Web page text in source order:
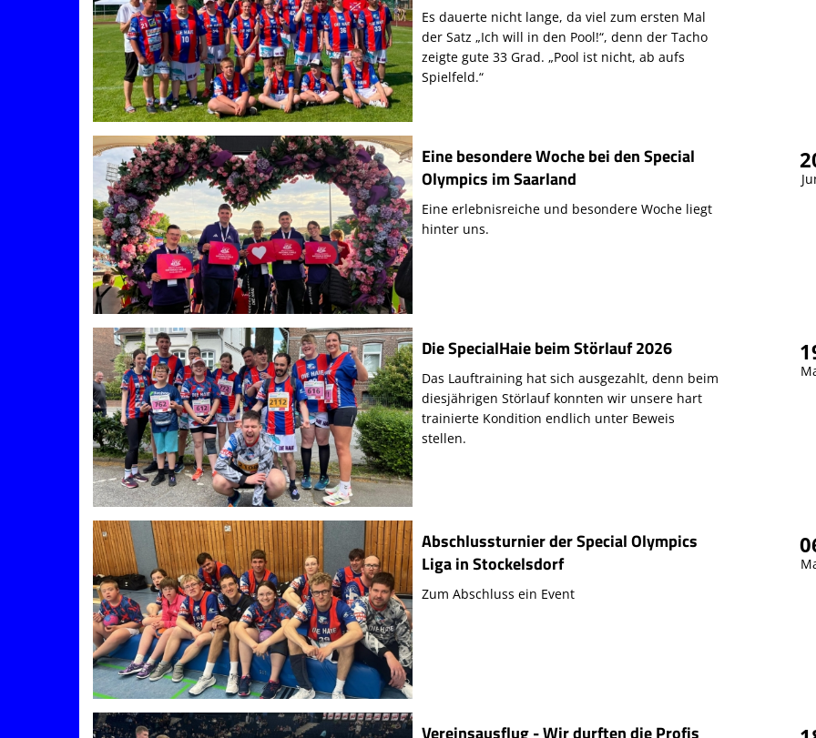
Es dauerte nicht lange, da viel zum ersten Mal
der Satz „Ich will in den Pool!“, denn der Tacho
zeigte gute 33 Grad. „Pool ist nicht, ab aufs
Spielfeld.“
Eine besondere Woche bei den Special
Olympics im Saarland
Eine erlebnisreiche und besondere Woche liegt
hinter uns.
Die SpecialHaie beim Störlauf 2026
Das Lauftraining hat sich ausgezahlt, denn beim
diesjährigen Störlauf konnten wir unsere hart
trainierte Kondition endlich unter Beweis
stellen.
Abschlussturnier der Special Olympics
Liga in Stockelsdorf
Zum Abschluss ein Event
Vereinsausflug - Wir durften die Profis